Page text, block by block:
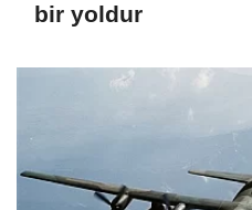
bir yoldur